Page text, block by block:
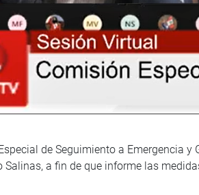
de Seguimiento a Emergencia y
Salinas, a fin de que informe las